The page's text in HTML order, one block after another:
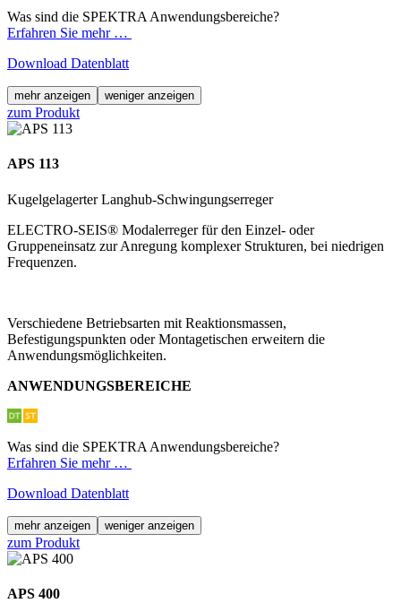
Was sind die SPEKTRA Anwendungsbereiche?
Erfahren Sie mehr …
Download Datenblatt
mehr anzeigen weniger anzeigen
zum Produkt
APS 113
Kugelgelagerter Langhub-Schwingungserreger
ELECTRO-SEIS® Modalerreger für den Einzel- oder
Gruppeneinsatz zur Anregung komplexer Strukturen, bei niedrigen
Frequenzen.
Verschiedene Betriebsarten mit Reaktionsmassen,
Befestigungspunkten oder Montagetischen erweitern die
Anwendungsmöglichkeiten.
ANWENDUNGSBEREICHE
Was sind die SPEKTRA Anwendungsbereiche?
Erfahren Sie mehr …
Download Datenblatt
mehr anzeigen weniger anzeigen
zum Produkt
APS 400